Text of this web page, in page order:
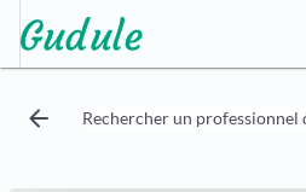
arrow_back Rechercher un professionnel